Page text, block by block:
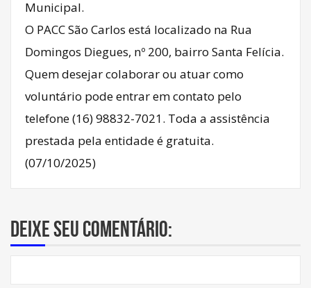
Municipal.
O PACC São Carlos está localizado na Rua
Domingos Diegues, nº 200, bairro Santa Felícia.
Quem desejar colaborar ou atuar como
voluntário pode entrar em contato pelo
telefone (16) 98832-7021. Toda a assistência
prestada pela entidade é gratuita.
(07/10/2025)
Deixe seu comentário: